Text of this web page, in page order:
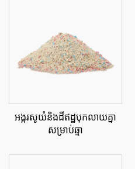
អង្ករសូយំនិងដីឥដ្ឋបុកលាយគ្នា
សម្រាប់ឆ្មា